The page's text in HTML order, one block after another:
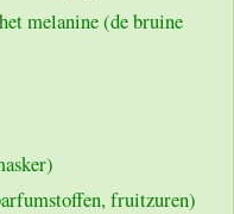
melanine (de bruine
fruitzuren)